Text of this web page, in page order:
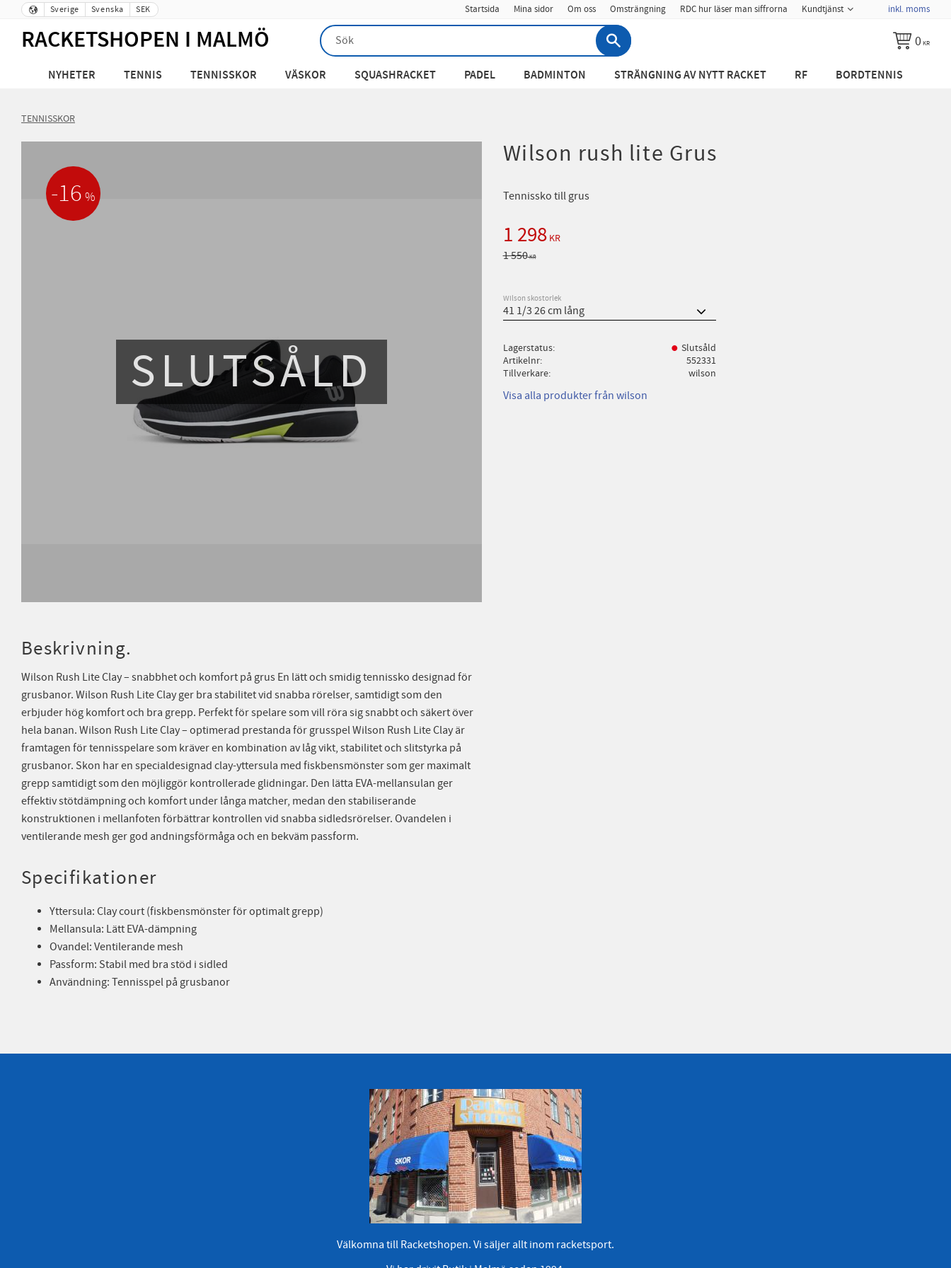
Sverige Svenska SEK Startsida Mina sidor Om oss Omsträngning RDC hur läser man siffrorna Kundtjänst inkl. moms
RACKETSHOPEN I MALMÖ 0KR
NYHETER TENNIS TENNISSKOR VÄSKOR SQUASHRACKET PADEL BADMINTON STRÄNGNING AV NYTT RACKET RF BORDTENNIS
TENNISSKOR
Wilson rush lite Grus
Tennissko till grus
SLUTSÅLD
16 %
Nedsatt pris:
1 298KR
Ordinarie pris:
1 550KR
Wilson skostorlek
Lagerstatus
Slutsåld
Artikelnr
552331
Tillverkare
wilson
Visa alla produkter från wilson
Beskrivning.
Wilson Rush Lite Clay – snabbhet och komfort på grus En lätt och smidig tennissko designad för
grusbanor. Wilson Rush Lite Clay ger bra stabilitet vid snabba rörelser, samtidigt som den
erbjuder hög komfort och bra grepp. Perfekt för spelare som vill röra sig snabbt och säkert över
hela banan. Wilson Rush Lite Clay – optimerad prestanda för grusspel Wilson Rush Lite Clay är
framtagen för tennisspelare som kräver en kombination av låg vikt, stabilitet och slitstyrka på
grusbanor. Skon har en specialdesignad clay-yttersula med fiskbensmönster som ger maximalt
grepp samtidigt som den möjliggör kontrollerade glidningar. Den lätta EVA-mellansulan ger
effektiv stötdämpning och komfort under långa matcher, medan den stabiliserande
konstruktionen i mellanfoten förbättrar kontrollen vid snabba sidledsrörelser. Ovandelen i
ventilerande mesh ger god andningsförmåga och en bekväm passform.
Specifikationer
Yttersula: Clay court (fiskbensmönster för optimalt grepp)
Mellansula: Lätt EVA-dämpning
Ovandel: Ventilerande mesh
Passform: Stabil med bra stöd i sidled
Användning: Tennisspel på grusbanor
Välkomna till Racketshopen. Vi säljer allt inom racketsport.